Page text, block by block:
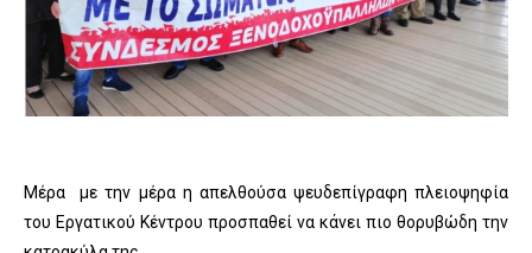
Μέρα με την μέρα η απελθούσα ψευδεπίγραφη πλειοψηφία
του Εργατικού Κέντρου προσπαθεί να κάνει πιο θορυβώδη την